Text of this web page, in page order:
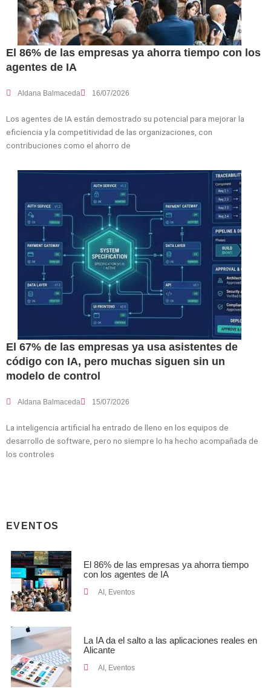
El 86% de las empresas ya ahorra tiempo con los
agentes de IA
Aldana Balmaceda 16/07/2026
Los agentes de IA están demostrado su potencial para mejorar la
eficiencia y la competitividad de las organizaciones, con
contribuciones como el ahorro de
El 67% de las empresas ya usa asistentes de
código con IA, pero muchas siguen sin un
modelo de control
Aldana Balmaceda 15/07/2026
La inteligencia artificial ha entrado de lleno en los equipos de
desarrollo de software, pero no siempre lo ha hecho acompañada de
los controles
EVENTOS
El 86% de las empresas ya ahorra tiempo
con los agentes de IA
AI Eventos
La IA da el salto a las aplicaciones reales en
Alicante
AI , Eventos